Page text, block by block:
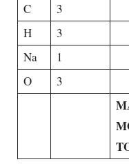
C
3
H
3
Na
1
O
3